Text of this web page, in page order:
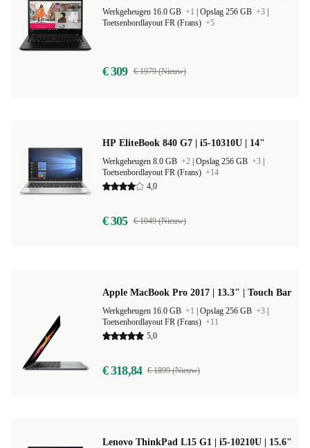
Werkgeheugen 16.0 GB +1 Opslag 256 GB +3
Toetsenbordlayout FR (Frans) +5
€ 309 € 1979 (Nieuw)
HP EliteBook 840 G7 | i5-10310U | 14"
Werkgeheugen 8.0 GB +2 Opslag 256 GB +3
Toetsenbordlayout FR (Frans) +14
4,0
€ 305 € 1049 (Nieuw)
Apple MacBook Pro 2017 | 13.3" | Touch Bar
Werkgeheugen 16.0 GB +1 Opslag 256 GB +3
Toetsenbordlayout FR (Frans) +11
5,0
€ 318,84 € 1899 (Nieuw)
Lenovo ThinkPad L15 G1 | i5-10210U | 15.6"